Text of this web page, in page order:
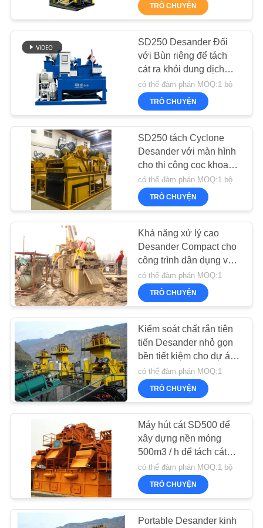
CHÚNG
TÔI
THAM
QUAN
NHÀ
MÁY
KIỂM
SOÁT
CHẤT
LƯỢNG
LIÊN
HỆ
CHÚNG
NÓI
CHUYỆN
NGAY
COMPANY
NEWS
SƠ
Lõi khoan lõi
Thiết bị CFA
28
Waterwell giàn
khoan
47
Vỏ bọc quay
25
TRÒ CHUYỆN
SD250 Desander Đối
với Bùn riêng để tách
cát ra khỏi dung dịch
khoan được sử dụng để
làm sạch bùn trong lỗ
tuần hoàn
có thể đàm phán MOQ:1 bộ
TRÒ CHUYỆN
SD250 tách Cyclone
Desander với màn hình
cho thi công cọc khoan
nhồi
có thể đàm phán MOQ:1 bộ
TRÒ CHUYỆN
Khả năng xử lý cao
Desander Compact cho
công trình dân dụng và
công trình ổ cứng
có thể đàm phán MOQ:1
TRÒ CHUYỆN
Kiểm soát chất rắn tiên
tiến Desander nhỏ gọn
bền tiết kiệm cho dự án
ổ cứng
có thể đàm phán MOQ:1
TRÒ CHUYỆN
Máy hút cát SD500 để
xây dựng nền móng
500m3 / h để tách cát
khỏi dung dịch khoan
có thể đàm phán MOQ:1 bộ
TRÒ CHUYỆN
Portable Desander kinh